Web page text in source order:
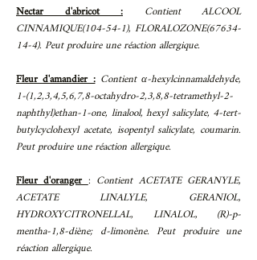
Nectar d'abricot :
Contient ALCOOL
CINNAMIQUE(104-54-1), FLORALOZONE(67634-
14-4). Peut produire une réaction allergique.
Fleur d'amandier : Contient α-hexylcinnamaldehyde,
1-(1,2,3,4,5,6,7,8-octahydro-2,3,8,8-tetramethyl-2-
naphthyl)ethan-1-one, linalool, hexyl salicylate, 4-tert-
butylcyclohexyl acetate, isopentyl salicylate, coumarin.
Peut produire une réaction allergique.
Fleur d'oranger: Contient ACETATE GERANYLE,
ACETATE LINALYLE, GERANIOL,
HYDROXYCITRONELLAL, LINALOL, (R)-p-
mentha-1,8-diène; d-limonène. Peut produire une
réaction allergique.